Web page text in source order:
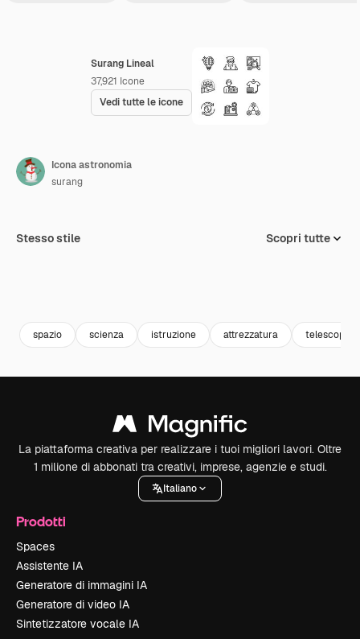
Surang Lineal
37,921 Icone
Vedi tutte le icone
Icona astronomia
surang
Stesso stile Scopri tutte
spazio scienza istruzione attrezzatura telescopio
La piattaforma creativa per realizzare i tuoi migliori lavori. Oltre
1 milione di abbonati tra creativi, imprese, agenzie e studi.
Italiano
Prodotti
Spaces
Assistente IA
Generatore di immagini IA
Generatore di video IA
Sintetizzatore vocale IA